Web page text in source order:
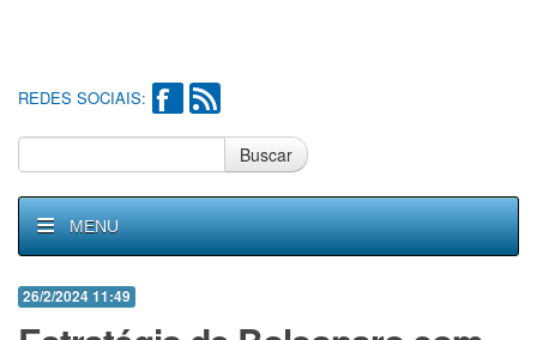
REDES SOCIAIS:
Buscar
MENU
26/2/2024 11:49